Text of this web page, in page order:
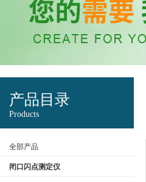
产品目录
Products
全部产品
闭口闪点测定仪